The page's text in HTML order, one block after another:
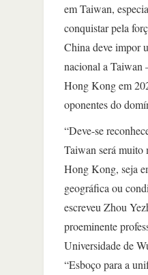
em Taiwan,
conquistar pela
China deve impor
nacional a Taiwan
Hong Kong em
oponentes do
“Deve-se
Taiwan será
Hong Kong, seja
geográfica ou
escreveu Zhou
proeminente
Universidade de
“Esboço para a